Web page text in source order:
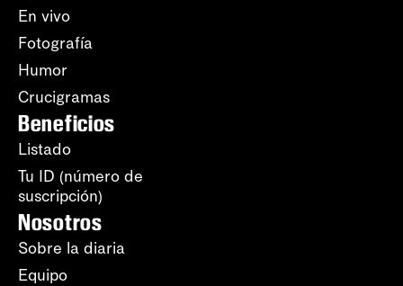
En vivo
Fotografía
Humor
Crucigramas
Beneficios
Listado
Tu ID (número de
suscripción)
Nosotros
Sobre la diaria
Equipo